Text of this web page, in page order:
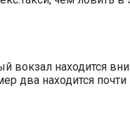
находится
два находится